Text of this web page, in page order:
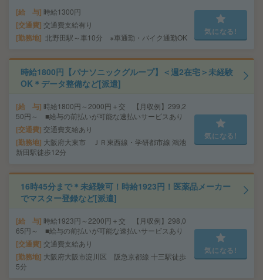
給 与 時給1300円
交通費 交通費支給有り
勤務地 北野田駅～車10分 ※車通勤・バイク通勤OK
気になる!
時給1800円【パナソニックグループ】＜週2在宅＞未経験
OK＊データ整備など[派遣]
給 与 時給1800円～2000円＋交 【月収例】299,2
50円～ ■給与の前払いが可能な速払いサービスあり
交通費 交通費支給あり
勤務地 大阪府大東市 ＪＲ東西線・学研都市線 鴻池
新田駅徒歩12分
気になる!
16時45分まで＊未経験可！時給1923円！医薬品メーカー
でマスター登録など[派遣]
給 与 時給1923円～2200円＋交 【月収例】298,0
65円～ ■給与の前払いが可能な速払いサービスあり
交通費 交通費支給あり
勤務地 大阪府大阪市淀川区 阪急京都線 十三駅徒歩
5分
気になる!